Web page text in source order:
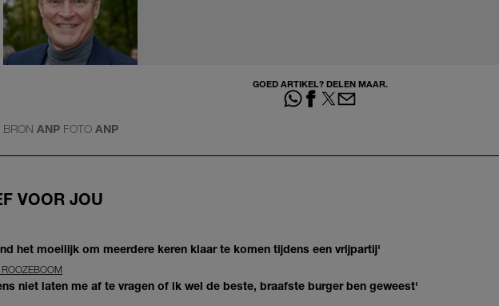
GOED ARTIKEL? DELEN MAAR.
BRON ANP FOTO ANP
VOOR JOU
het moeilijk om meerdere keren klaar te komen tijdens een vrijpartij'
niet laten me af te vragen of ik wel de beste, braafste burger ben geweest'